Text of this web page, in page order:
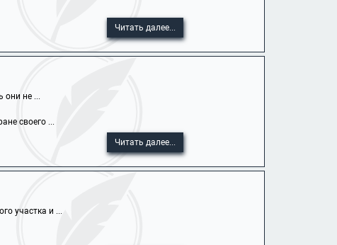
Читать далее...
они не ...
своего ...
Читать далее...
участка и ...